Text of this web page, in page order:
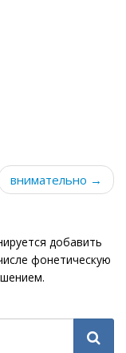
внимательно →
добавить
фонетическую